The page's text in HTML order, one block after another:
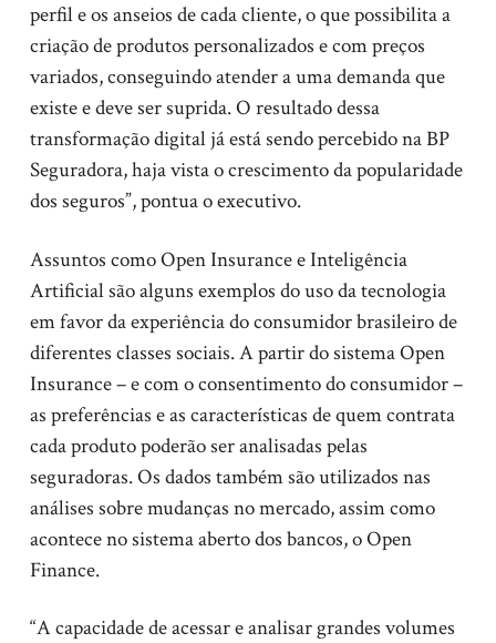
perfil e os anseios de cada cliente, o que possibilita a
criação de produtos personalizados e com preços
variados, conseguindo atender a uma demanda que
existe e deve ser suprida. O resultado dessa
transformação digital já está sendo percebido na BP
Seguradora, haja vista o crescimento da popularidade
dos seguros”, pontua o executivo.
Assuntos como Open Insurance e Inteligência
Artificial são alguns exemplos do uso da tecnologia
em favor da experiência do consumidor brasileiro de
diferentes classes sociais. A partir do sistema Open
Insurance – e com o consentimento do consumidor –
as preferências e as características de quem contrata
cada produto poderão ser analisadas pelas
seguradoras. Os dados também são utilizados nas
análises sobre mudanças no mercado, assim como
acontece no sistema aberto dos bancos, o Open
Finance.
“A capacidade de acessar e analisar grandes volumes